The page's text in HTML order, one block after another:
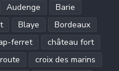
Audenge
Barie
Blaye
Bordeaux
ferret
château fort
croix des marins